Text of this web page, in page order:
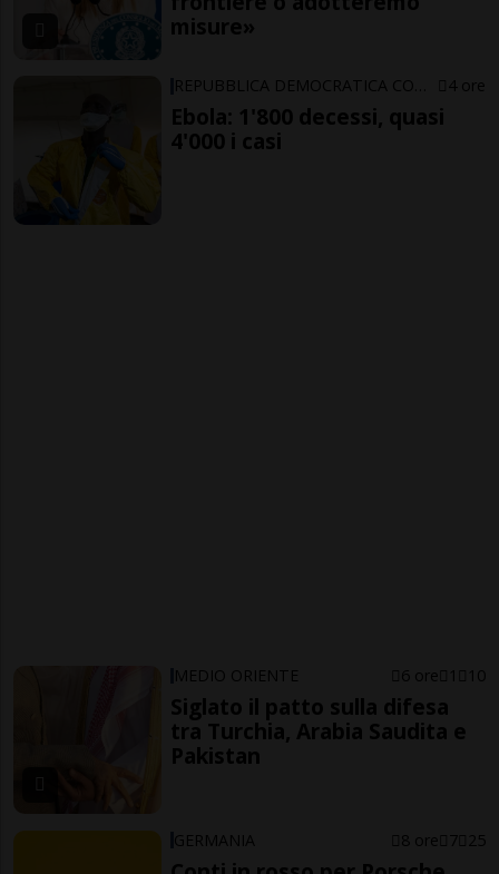
misure»
4 ore
Ebola: 1'800 decessi, quasi
4'000 i casi
MEDIO ORIENTE 6 ore 1 10
Siglato il patto sulla difesa
tra Turchia, Arabia Saudita e
Pakistan
GERMANIA 8 ore 7 25